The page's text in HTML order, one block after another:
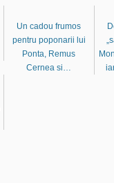
Un cadou frumos
pentru poponarii lui
Ponta, Remus
Cernea si…